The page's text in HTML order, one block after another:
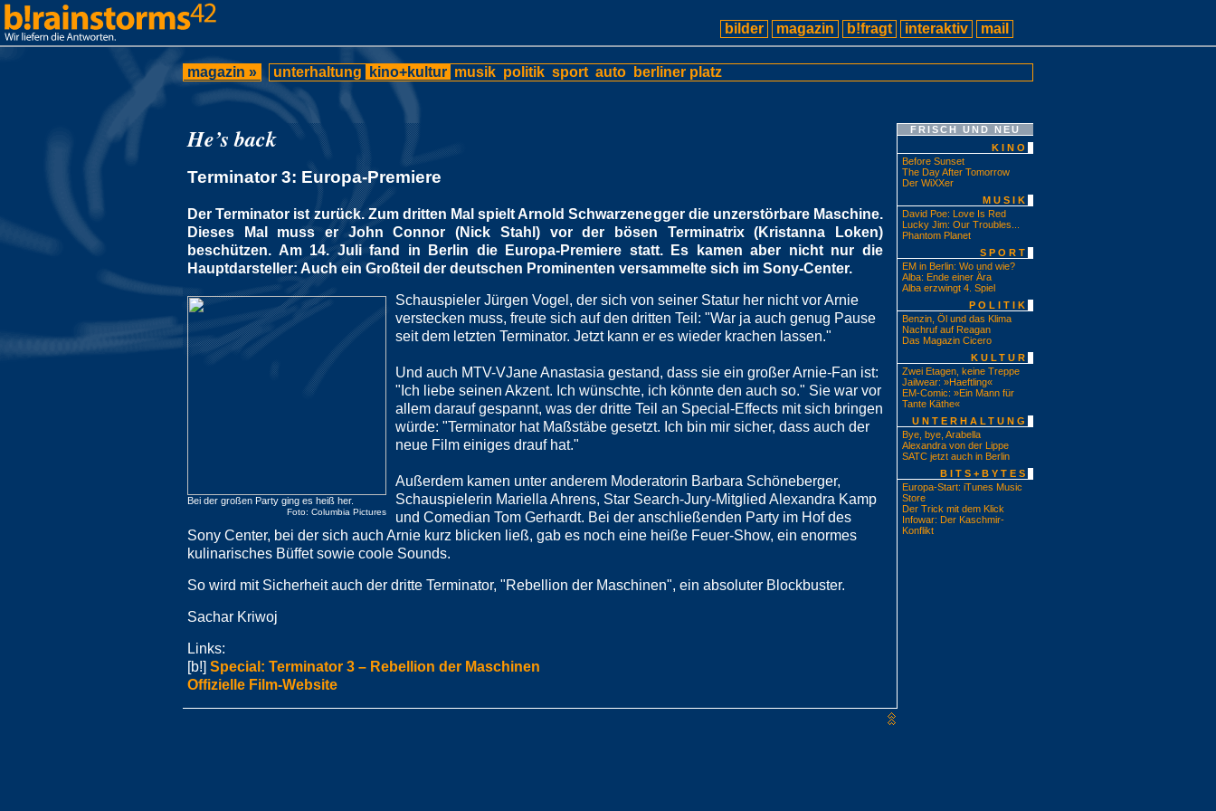
bilder magazin b!fragt interaktiv mail
magazin » unterhaltung kino+kultur musik politik sport auto berliner platz
He’s back
Terminator 3: Europa-Premiere
Der Terminator ist zurück. Zum dritten Mal spielt Arnold Schwarzenegger die unzerstörbare Maschine.
Dieses Mal muss er John Connor (Nick Stahl) vor der bösen Terminatrix (Kristanna Loken)
beschützen. Am 14. Juli fand in Berlin die Europa-Premiere statt. Es kamen aber nicht nur die
Hauptdarsteller: Auch ein Großteil der deutschen Prominenten versammelte sich im Sony-Center.
Bei der großen Party ging es heiß her.
Foto: Columbia Pictures
Schauspieler Jürgen Vogel, der sich von seiner Statur her nicht vor Arnie
verstecken muss, freute sich auf den dritten Teil: "War ja auch genug Pause
seit dem letzten Terminator. Jetzt kann er es wieder krachen lassen."
Und auch MTV-VJane Anastasia gestand, dass sie ein großer Arnie-Fan ist:
"Ich liebe seinen Akzent. Ich wünschte, ich könnte den auch so." Sie war vor
allem darauf gespannt, was der dritte Teil an Special-Effects mit sich bringen
würde: "Terminator hat Maßstäbe gesetzt. Ich bin mir sicher, dass auch der
neue Film einiges drauf hat."
Außerdem kamen unter anderem Moderatorin Barbara Schöneberger,
Schauspielerin Mariella Ahrens, Star Search-Jury-Mitglied Alexandra Kamp
und Comedian Tom Gerhardt. Bei der anschließenden Party im Hof des
Sony Center, bei der sich auch Arnie kurz blicken ließ, gab es noch eine heiße Feuer-Show, ein enormes
kulinarisches Büffet sowie coole Sounds.
So wird mit Sicherheit auch der dritte Terminator, "Rebellion der Maschinen", ein absoluter Blockbuster.
Sachar Kriwoj
Links:
[b!] Special: Terminator 3 – Rebellion der Maschinen
Offizielle Film-Website
FRISCH UND NEU
KINO
Before Sunset
The Day After Tomorrow
Der WiXXer
MUSIK
David Poe: Love Is Red
Lucky Jim: Our Troubles...
Phantom Planet
SPORT
EM in Berlin: Wo und wie?
Alba: Ende einer Ära
Alba erzwingt 4. Spiel
POLITIK
Benzin, Öl und das Klima
Nachruf auf Reagan
Das Magazin Cicero
KULTUR
Zwei Etagen, keine Treppe
Jailwear: »Haeftling«
EM-Comic: »Ein Mann für
Tante Käthe«
UNTERHALTUNG
Bye, bye, Arabella
Alexandra von der Lippe
SATC jetzt auch in Berlin
BITS+BYTES
Europa-Start: iTunes Music
Store
Der Trick mit dem Klick
Infowar: Der Kaschmir-
Konflikt